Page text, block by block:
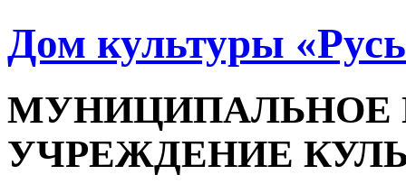
Дом культуры
УЧРЕЖДЕНИЕ